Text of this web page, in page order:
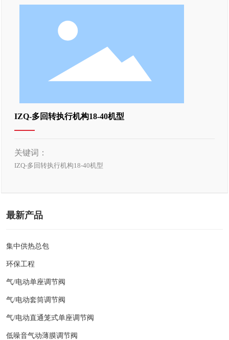
IZQ-多回转执行机构18-40机型
关键词：
IZQ-多回转执行机构18-40机型
最新产品
集中供热总包
环保工程
气/电动单座调节阀
气/电动套筒调节阀
气/电动直通笼式单座调节阀
低噪音气动薄膜调节阀